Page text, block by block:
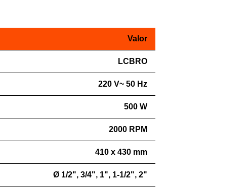
Valor
LCBRO
220 V~ 50 Hz
500 W
2000 RPM
410 x 430 mm
Ø 1/2", 3/4", 1", 1-1/2", 2"